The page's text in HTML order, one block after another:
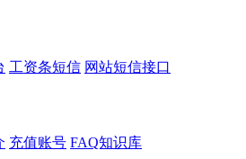
工资条短信 网站短信接口
充值账号 FAQ知识库